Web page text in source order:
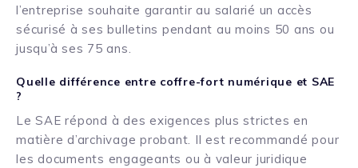
l’entreprise souhaite garantir au salarié un accès
sécurisé à ses bulletins pendant au moins 50 ans ou
jusqu’à ses 75 ans.
Quelle différence entre coffre-fort numérique et SAE
?
Le SAE répond à des exigences plus strictes en
matière d’archivage probant. Il est recommandé pour
les documents engageants ou à valeur juridique